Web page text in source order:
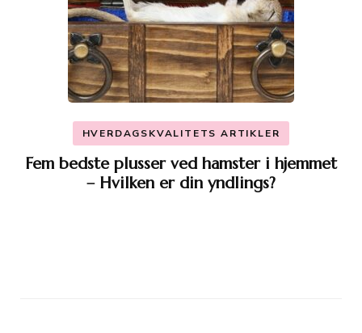
HVERDAGSKVALITETS ARTIKLER
Fem bedste plusser ved hamster i hjemmet
– Hvilken er din yndlings?